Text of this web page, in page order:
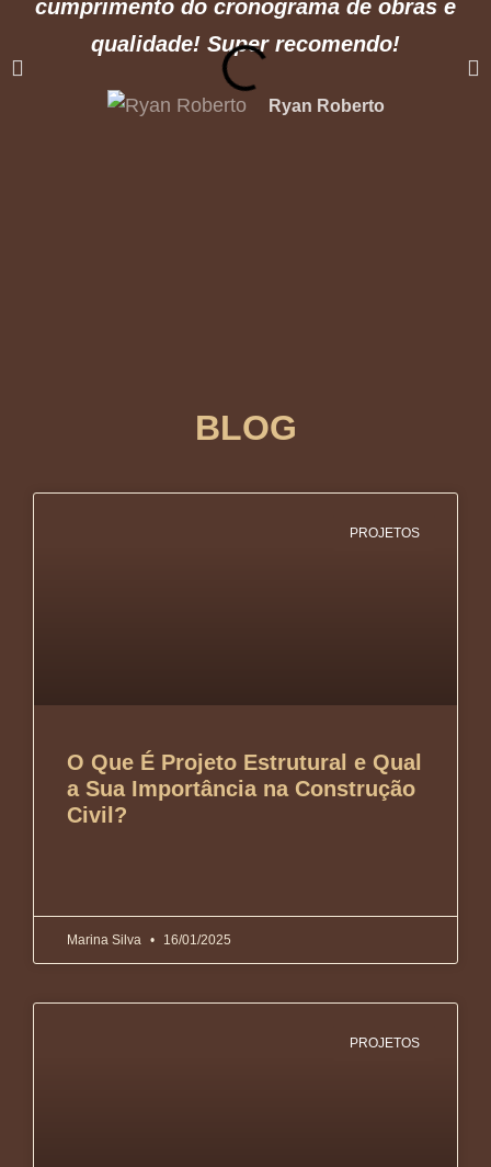
cumprimento do cronograma de obras e
qualidade! Super recomendo!
Ryan Roberto
BLOG
PROJETOS
O Que É Projeto Estrutural e Qual
a Sua Importância na Construção
Civil?
Marina Silva 16/01/2025
PROJETOS